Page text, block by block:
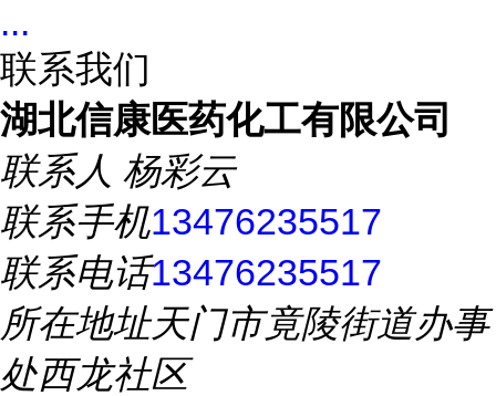
...
联系我们
湖北信康医药化工有限公司
联系人 杨彩云
联系手机13476235517
联系电话13476235517
所在地址天门市竟陵街道办事
处西龙社区